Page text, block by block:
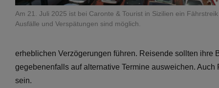
Am 21. Juli 2025 ist bei Caronte & Tourist in Sizilien ein
Ausfälle und Verspätungen sind möglich.
erheblichen Verzögerungen führen. Reisende sollten ihre
gegebenenfalls auf alternative Termine ausweichen.
sein.